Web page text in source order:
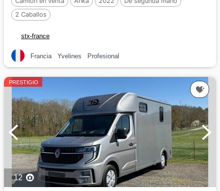
2 Caballos
stx-france
Francia Yvelines Profesional
PRESTIGIO
12